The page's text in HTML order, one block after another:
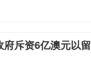
斥资6亿澳元以留